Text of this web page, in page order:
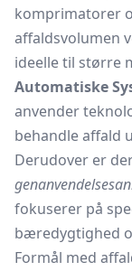
komprimatorer
affaldsvolumen
ideelle til større
Automatiske
anvender
behandle affald
Derudover er
fokuserer på
bæredygtighed
Formål med